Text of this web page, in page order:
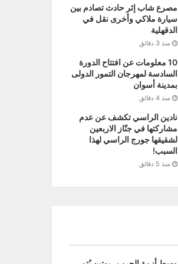
مصرع شاب إثر حادث تصادم بين
سيارة ملاكي وأخرى نقل في
الدقهلية
منذ 3 دقائق
10 معلومات عن افتتاح الدورة
السادسة لمهرجان التمور الدولى
بمدينة أسوان
منذ 4 دقائق
نادين الراسي تكشف عن عدم
مشاركتها في جنّاز الاربعين
لشقيقها جورج الراسي لهذا
السبب!
منذ 5 دقائق